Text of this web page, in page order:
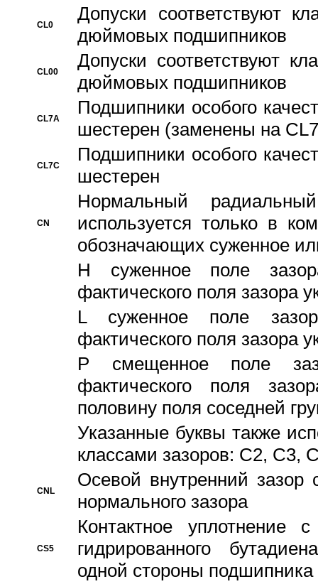
CL0
Допуски соответствуют
дюймовых подшипников
CL00
Допуски соответствуют
дюймовых подшипников
CL7A
Подшипники особого
шестерен (заменены на
CL7C
Подшипники особого
шестерен
CN
Hормальный
используется только в
обозначающих суженное
H суженное поле
фактического поля зазора
L суженное поле
фактического поля зазора
P смещенное поле
фактического поля
половину поля соседней
Указанные буквы также
классами зазоров: С2,
CNL
Осевой внутренний зазор
нормального зазора
CS5
Контактное уплотнение
гидрированного
одной стороны подшипника